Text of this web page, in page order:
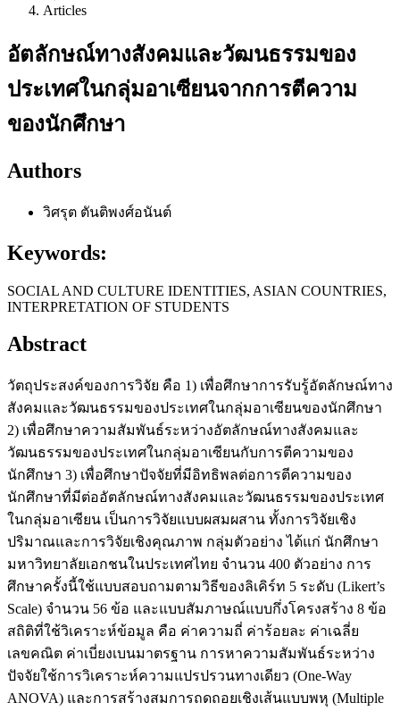
Articles
อัตลักษณ์ทางสังคมและวัฒนธรรมของ
ประเทศในกลุ่มอาเซียนจากการตีความ
ของนักศึกษา
Authors
วิศรุต ตันติพงศ์อนันต์
Keywords:
SOCIAL AND CULTURE IDENTITIES, ASIAN COUNTRIES,
INTERPRETATION OF STUDENTS
Abstract
วัตถุประสงค์ของการวิจัย คือ 1) เพื่อศึกษาการรับรู้อัตลักษณ์ทาง
สังคมและวัฒนธรรมของประเทศในกลุ่มอาเซียนของนักศึกษา
2) เพื่อศึกษาความสัมพันธ์ระหว่างอัตลักษณ์ทางสังคมและ
วัฒนธรรมของประเทศในกลุ่มอาเซียนกับการตีความของ
นักศึกษา 3) เพื่อศึกษาปัจจัยที่มีอิทธิพลต่อการตีความของ
นักศึกษาที่มีต่ออัตลักษณ์ทางสังคมและวัฒนธรรมของประเทศ
ในกลุ่มอาเซียน เป็นการวิจัยแบบผสมผสาน ทั้งการวิจัยเชิง
ปริมาณและการวิจัยเชิงคุณภาพ กลุ่มตัวอย่าง ได้แก่ นักศึกษา
มหาวิทยาลัยเอกชนในประเทศไทย จำนวน 400 ตัวอย่าง การ
ศึกษาครั้งนี้ใช้แบบสอบถามตามวิธีของลิเคิร์ท 5 ระดับ (Likert’s
Scale) จำนวน 56 ข้อ และแบบสัมภาษณ์แบบกึ่งโครงสร้าง 8 ข้อ
สถิติที่ใช้วิเคราะห์ข้อมูล คือ ค่าความถี่ ค่าร้อยละ ค่าเฉลี่ย
เลขคณิต ค่าเบี่ยงเบนมาตรฐาน การหาความสัมพันธ์ระหว่าง
ปัจจัยใช้การวิเคราะห์ความแปรปรวนทางเดียว (One-Way
ANOVA) และการสร้างสมการถดถอยเชิงเส้นแบบพหุ (Multiple